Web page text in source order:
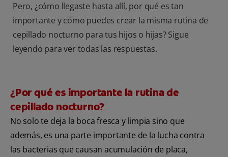
Pero, ¿cómo llegaste hasta allí, por qué es tan
importante y cómo puedes crear la misma rutina de
cepillado nocturno para tus hijos o hijas? Sigue
leyendo para ver todas las respuestas.
¿Por qué es importante la rutina de
cepillado nocturno?
No solo te deja la boca fresca y limpia sino que
además, es una parte importante de la lucha contra
las bacterias que causan acumulación de placa,